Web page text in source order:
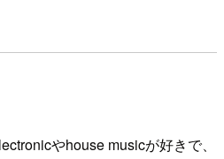
やhouse musicが好きで、